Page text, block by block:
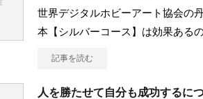
世界デジタルホビーアート協会の
本【シルバーコース】は効果ある
記事を読む
人を勝たせて自分も成功するに